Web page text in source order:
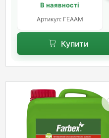
В наявності
Артикул: ГЕААМ
Купити